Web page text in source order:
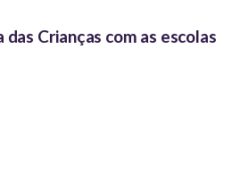
Crianças com as escolas